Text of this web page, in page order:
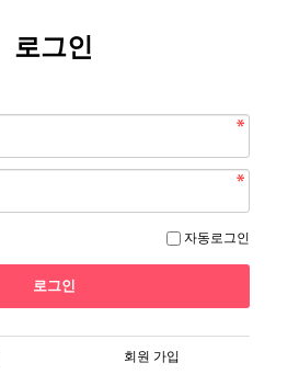
로그인
자동로그인
회원 가입